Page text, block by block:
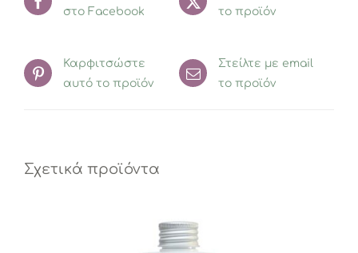
στο Facebook
το προϊόν
Καρφιτσώστε
αυτό το προϊόν
Στείλτε με email
το προϊόν
Σχετικά προϊόντα